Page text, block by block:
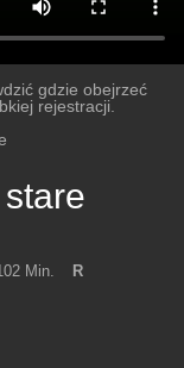
gdzie obejrzeć
rejestracji.
Min.
R